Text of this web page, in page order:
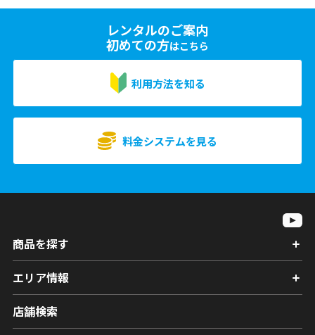
レンタルのご案内
初めての方はこちら
利用方法を知る
料金システムを見る
商品を探す
エリア情報
店舗検索